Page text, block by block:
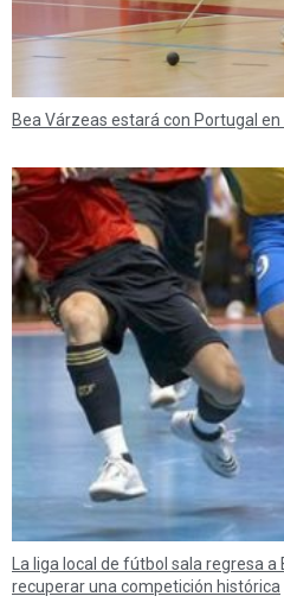
Bea Várzeas estará con Portugal
La liga local de fútbol sala regresa
recuperar una competición histórica